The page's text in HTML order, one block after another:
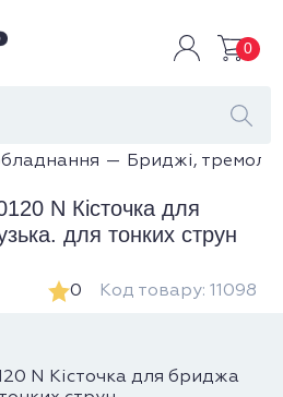
0
Бриджі, тремоло
N Кісточка для
для тонких струн
0 Код товару: 11098